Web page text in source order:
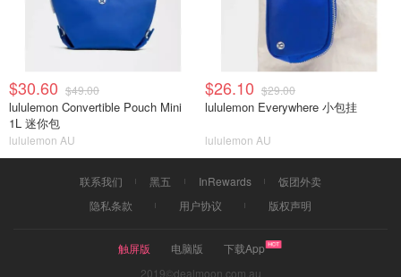
$30.60 $49.00
lululemon Convertible Pouch Mini
1L 迷你包
lululemon AU
$26.10 $29.00
lululemon Everywhere 小包挂
lululemon AU
联系我们 黑五 InRewards
饭团外卖
隐私条款
用户协议 版权声明
触屏版 电脑版
下载App
2019©dealmoon.com.au